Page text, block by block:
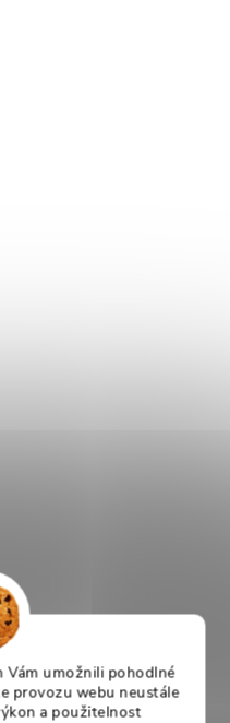
Vám umožnili pohodlné
provozu webu neustále
a použitelnost